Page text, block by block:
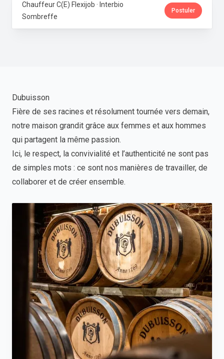
Chauffeur C(E) Flexijob · Interbio
Sombreffe
Postuler
Dubuisson
Fière de ses racines et résolument tournée vers demain,
notre maison grandit grâce aux femmes et aux hommes
qui partagent la même passion.
Ici, le respect, la convivialité et l’authenticité ne sont pas
de simples mots : ce sont nos manières de travailler, de
collaborer et de créer ensemble.